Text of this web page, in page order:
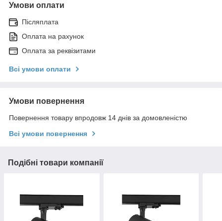
Умови оплати
Післяплата
Оплата на рахунок
Оплата за реквізитами
Всі умови оплати
Умови повернення
Повернення товару впродовж 14 днів за домовленістю
Всі умови повернення
Подібні товари компанії